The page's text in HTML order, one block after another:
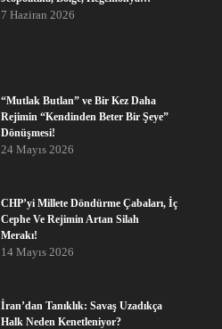
7 Haziran 2026
“Mutlak Butlan” ve Bir Kez Daha
Rejimin “Kendinden Beter Bir Şeye”
Dönüşmesi!
24 Mayıs 2026
CHP’yi Millete Döndürme Çabaları, İç
Cephe Ve Rejimin Artan Silah
Merakı!
14 Mayıs 2026
İran’dan Tanıklık: Savaş Uzadıkça
Halk Neden Kenetleniyor?